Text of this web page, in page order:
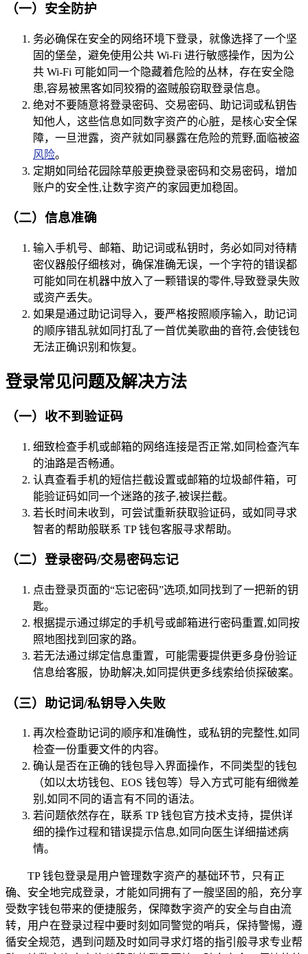
（一）安全防护
务必确保在安全的网络环境下登录，就像选择了一个坚
固的堡垒，避免使用公共 Wi-Fi 进行敏感操作，因为公
共 Wi-Fi 可能如同一个隐藏着危险的丛林，存在安全隐
患,容易被黑客如同狡猾的盗贼般窃取登录信息。
绝对不要随意将登录密码、交易密码、助记词或私钥告
知他人，这些信息如同数字资产的心脏，是核心安全保
障，一旦泄露，资产就如同暴露在危险的荒野,面临被盗
风险。
定期如同给花园除草般更换登录密码和交易密码，增加
账户的安全性,让数字资产的家园更加稳固。
（二）信息准确
输入手机号、邮箱、助记词或私钥时，务必如同对待精
密仪器般仔细核对，确保准确无误，一个字符的错误都
可能如同在机器中放入了一颗错误的零件,导致登录失败
或资产丢失。
如果是通过助记词导入，要严格按照顺序输入，助记词
的顺序错乱就如同打乱了一首优美歌曲的音符,会使钱包
无法正确识别和恢复。
登录常见问题及解决方法
（一）收不到验证码
细致检查手机或邮箱的网络连接是否正常,如同检查汽车
的油路是否畅通。
认真查看手机的短信拦截设置或邮箱的垃圾邮件箱，可
能验证码如同一个迷路的孩子,被误拦截。
若长时间未收到，可尝试重新获取验证码，或如同寻求
智者的帮助般联系 TP 钱包客服寻求帮助。
（二）登录密码/交易密码忘记
点击登录页面的“忘记密码”选项,如同找到了一把新的钥
匙。
根据提示通过绑定的手机号或邮箱进行密码重置,如同按
照地图找到回家的路。
若无法通过绑定信息重置，可能需要提供更多身份验证
信息给客服，协助解决,如同提供更多线索给侦探破案。
（三）助记词/私钥导入失败
再次检查助记词的顺序和准确性，或私钥的完整性,如同
检查一份重要文件的内容。
确认是否在正确的钱包导入界面操作，不同类型的钱包
（如以太坊钱包、EOS 钱包等）导入方式可能有细微差
别,如同不同的语言有不同的语法。
若问题依然存在，联系 TP 钱包官方技术支持，提供详
细的操作过程和错误提示信息,如同向医生详细描述病
情。
TP 钱包登录是用户管理数字资产的基础环节，只有正
确、安全地完成登录，才能如同拥有了一艘坚固的船，充分享
受数字钱包带来的便捷服务，保障数字资产的安全与自由流
转，用户在登录过程中要时刻如同警觉的哨兵，保持警惕，遵
循安全规范，遇到问题及时如同寻求灯塔的指引般寻求专业帮